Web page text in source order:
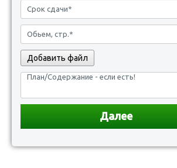
Добавить файл